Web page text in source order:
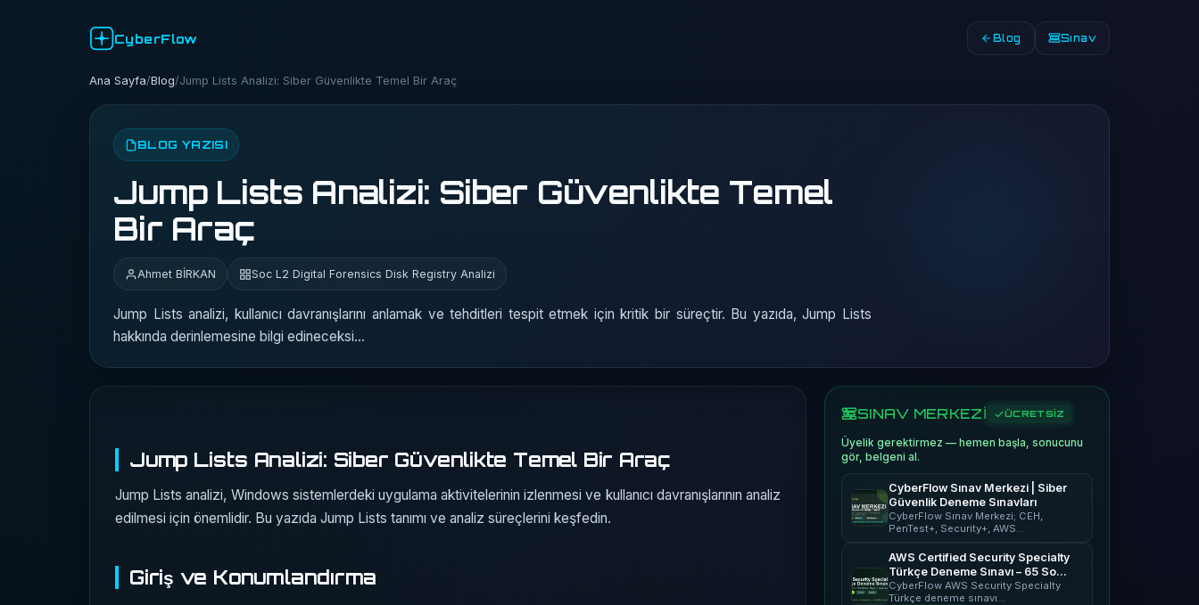
CyberFlow Blog Sınav
Ana Sayfa/Blog/Jump Lists Analizi: Siber Güvenlikte Temel Bir Araç
BLOG YAZISI
Jump Lists Analizi: Siber Güvenlikte Temel
Bir Araç
Ahmet BİRKAN Soc L2 Digital Forensics Disk Registry Analizi
Jump Lists analizi, kullanıcı davranışlarını anlamak ve tehditleri tespit etmek için kritik bir süreçtir. Bu yazıda, Jump Lists
hakkında derinlemesine bilgi edineceksi...
Jump Lists Analizi: Siber Güvenlikte Temel Bir Araç
Jump Lists analizi, Windows sistemlerdeki uygulama aktivitelerinin izlenmesi ve kullanıcı davranışlarının analiz
edilmesi için önemlidir. Bu yazıda Jump Lists tanımı ve analiz süreçlerini keşfedin.
Giriş ve Konumlandırma
SINAV MERKEZİ ÜCRETSİZ
Üyelik gerektirmez — hemen başla, sonucunu
gör, belgeni al.
CyberFlow Sınav Merkezi | Siber
Güvenlik Deneme Sınavları
CyberFlow Sınav Merkezi; CEH,
PenTest+, Security+, AWS…
AWS Certified Security Specialty
Türkçe Deneme Sınavı – 65 Soru
| CyberFlow
CyberFlow AWS Security Specialty
Türkçe deneme sınavı…